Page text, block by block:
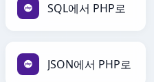
SQL에서 PHP로
JSON에서 PHP로